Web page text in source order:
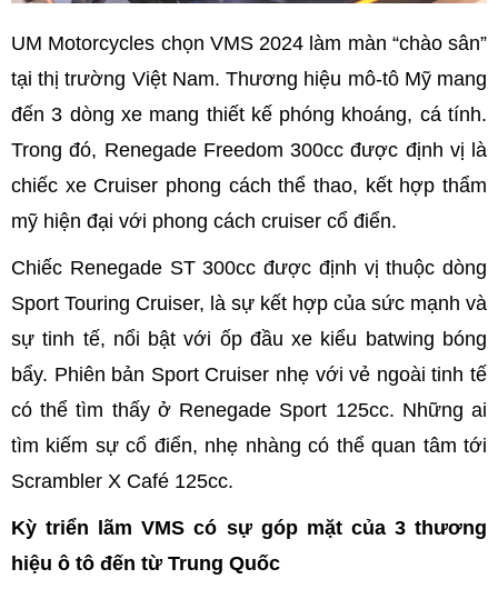
UM Motorcycles chọn VMS 2024 làm màn “chào sân”
tại thị trường Việt Nam. Thương hiệu mô-tô Mỹ mang
đến 3 dòng xe mang thiết kế phóng khoáng, cá tính.
Trong đó, Renegade Freedom 300cc được định vị là
chiếc xe Cruiser phong cách thể thao, kết hợp thẩm
mỹ hiện đại với phong cách cruiser cổ điển.
Chiếc Renegade ST 300cc được định vị thuộc dòng
Sport Touring Cruiser, là sự kết hợp của sức mạnh và
sự tinh tế, nổi bật với ốp đầu xe kiểu batwing bóng
bẩy. Phiên bản Sport Cruiser nhẹ với vẻ ngoài tinh tế
có thể tìm thấy ở Renegade Sport 125cc. Những ai
tìm kiếm sự cổ điển, nhẹ nhàng có thể quan tâm tới
Scrambler X Café 125cc.
Kỳ triển lãm VMS có sự góp mặt của 3 thương
hiệu ô tô đến từ Trung Quốc